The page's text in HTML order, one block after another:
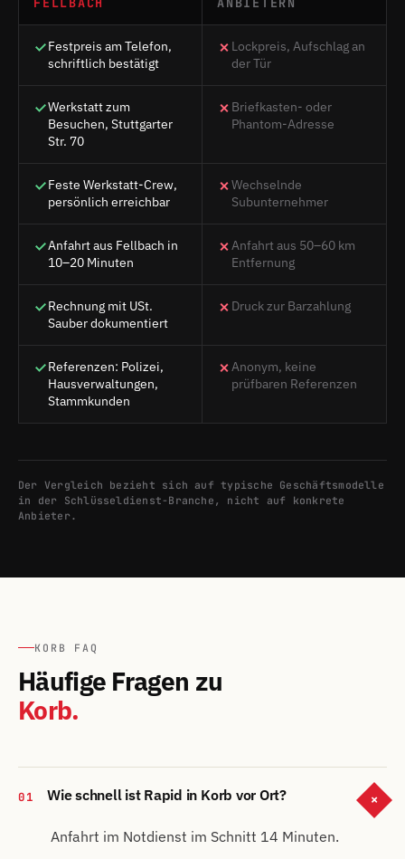
Festpreis am Telefon,
schriftlich bestätigt
Lockpreis, Aufschlag an
der Tür
Werkstatt zum
Besuchen, Stuttgarter
Str. 70
Briefkasten- oder
Phantom-Adresse
Feste Werkstatt-Crew,
persönlich erreichbar
Wechselnde
Subunternehmer
Anfahrt aus Fellbach in
10–20 Minuten
Anfahrt aus 50–60 km
Entfernung
Rechnung mit USt.
Sauber dokumentiert
Druck zur Barzahlung
Referenzen: Polizei,
Hausverwaltungen,
Stammkunden
Anonym, keine
prüfbaren Referenzen
Der Vergleich bezieht sich auf typische Geschäftsmodelle
in der Schlüsseldienst-Branche, nicht auf konkrete
Anbieter.
KORB FAQ
Häufige Fragen zu
Korb.
01 Wie schnell ist Rapid in Korb vor Ort? +
Anfahrt im Notdienst im Schnitt 14 Minuten.